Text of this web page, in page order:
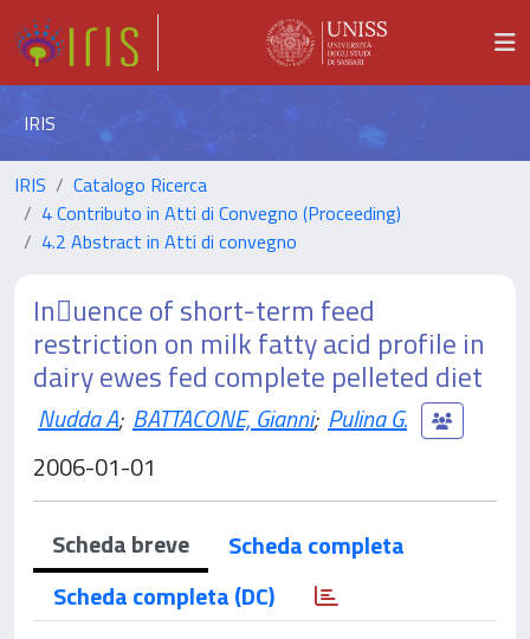
IRIS
IRIS
Catalogo Ricerca
4 Contributo in Atti di Convegno (Proceeding)
4.2 Abstract in Atti di convegno
Inuence of short-term feed
restriction on milk fatty acid profile in
dairy ewes fed complete pelleted diet
Nudda A; BATTACONE, Gianni; Pulina G.
2006-01-01
Scheda breve
Scheda completa
Scheda completa (DC)